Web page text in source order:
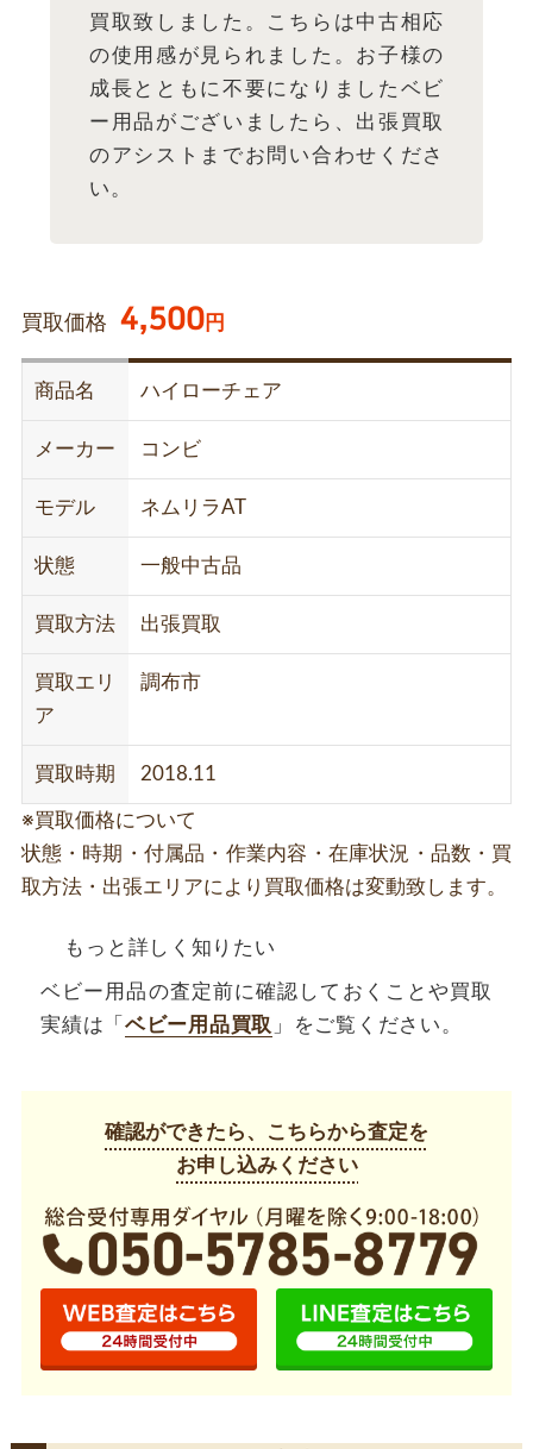
買取致しました。こちらは中古相応
の使用感が見られました。お子様の
成長とともに不要になりましたベビ
ー用品がございましたら、出張買取
のアシストまでお問い合わせくださ
い。
買取価格 4,500円
商品名 ハイローチェア
メーカー コンビ
モデル ネムリラAT
状態 一般中古品
買取方法 出張買取
買取エリ
ア
調布市
買取時期 2018.11
※買取価格について
状態・時期・付属品・作業内容・在庫状況・品数・買
取方法・出張エリアにより買取価格は変動致します。
もっと詳しく知りたい
ベビー用品の査定前に確認しておくことや買取
実績は「 ベビー用品買取 」をご覧ください。
確認ができたら、こちらから査定を
お申し込みください